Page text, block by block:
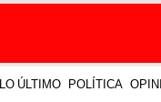
LO ÚLTIMO POLÍTICA